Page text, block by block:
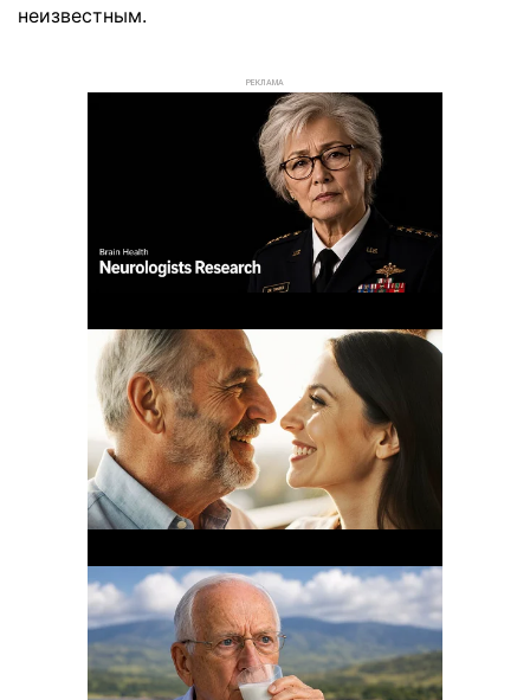
неизвестным.
РЕКЛАМА